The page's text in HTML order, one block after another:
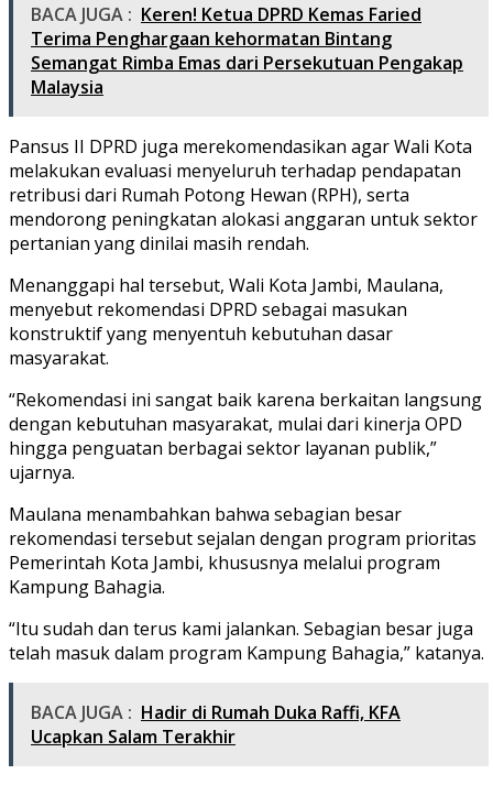
BACA JUGA : Keren! Ketua DPRD Kemas Faried
Terima Penghargaan kehormatan Bintang
Semangat Rimba Emas dari Persekutuan Pengakap
Malaysia
Pansus II DPRD juga merekomendasikan agar Wali Kota
melakukan evaluasi menyeluruh terhadap pendapatan
retribusi dari Rumah Potong Hewan (RPH), serta
mendorong peningkatan alokasi anggaran untuk sektor
pertanian yang dinilai masih rendah.
Menanggapi hal tersebut, Wali Kota Jambi, Maulana,
menyebut rekomendasi DPRD sebagai masukan
konstruktif yang menyentuh kebutuhan dasar
masyarakat.
“Rekomendasi ini sangat baik karena berkaitan langsung
dengan kebutuhan masyarakat, mulai dari kinerja OPD
hingga penguatan berbagai sektor layanan publik,”
ujarnya.
Maulana menambahkan bahwa sebagian besar
rekomendasi tersebut sejalan dengan program prioritas
Pemerintah Kota Jambi, khususnya melalui program
Kampung Bahagia.
“Itu sudah dan terus kami jalankan. Sebagian besar juga
telah masuk dalam program Kampung Bahagia,” katanya.
BACA JUGA : Hadir di Rumah Duka Raffi, KFA
Ucapkan Salam Terakhir